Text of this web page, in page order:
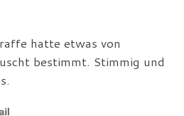
hatte etwas von
bestimmt. Stimmig und